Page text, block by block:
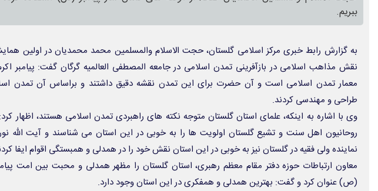
ببریم.
به گزارش رابط خبری مرکز اسلامی گلستان، حجت الاسلام والمسلمین محمد محمدیان در اولین
نقش مذاهب اسلامی در بازآفرینی تمدن اسلامی در جامعه المصطفی العالمیه گرگان گفت: پیامبر
معمار تمدن اسلامی است و آن حضرت برای این تمدن نقشه دقیق داشتند و براساس آن تمدن
طراحی و مهندسی کردند.
وی با اشاره به اینکه، علمای استان گلستان متوجه نکته های راهبردی تمدن اسلامی هستند، اظهار
روحانیون اهل سنت و تشیع گلستان اولویت ها را به خوبی در این استان می شناسند و آیت الله
نماینده ولی فقیه در گلستان نیز به خوبی در این استان نقش خود را در همدلی و همبستگی اقوام ایفا
معاون ارتباطات حوزه دفتر مقام معظم رهبری، استان گلستان را مظهر همدلی و محبت بین امت
(ص) عنوان کرد و گفت: بهترین همدلی و همفکری در این استان وجود دارد.